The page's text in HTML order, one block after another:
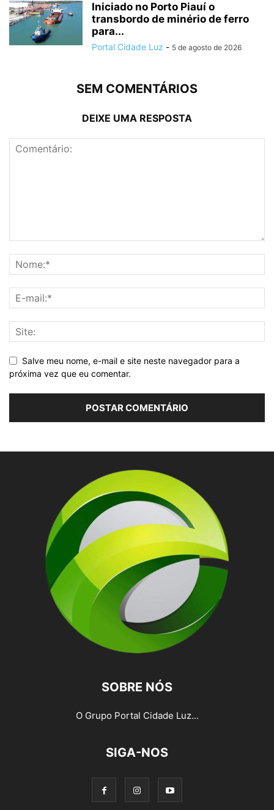
Iniciado no Porto Piauí o
transbordo de minério de ferro
para...
Portal Cidade Luz - 5 de agosto de 2026
SEM COMENTÁRIOS
DEIXE UMA RESPOSTA
Salve meu nome, e-mail e site neste navegador para a
próxima vez que eu comentar.
SOBRE NÓS
O Grupo Portal Cidade Luz...
SIGA-NOS